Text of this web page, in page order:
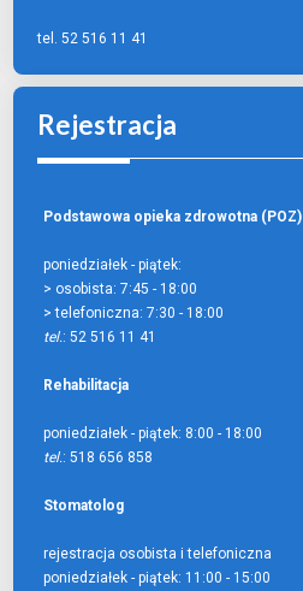
tel. 52 516 11 41
Rejestracja
Podstawowa opieka zdrowotna (POZ)
poniedziałek - piątek:
> osobista:7:45 - 18:00
> telefoniczna:7:30 - 18:00
tel.: 52 516 11 41
Rehabilitacja
poniedziałek - piątek: 8:00 - 18:00
tel.: 518 656 858
Stomatolog
rejestracja osobista i telefoniczna
poniedziałek - piątek: 11:00 - 15:00